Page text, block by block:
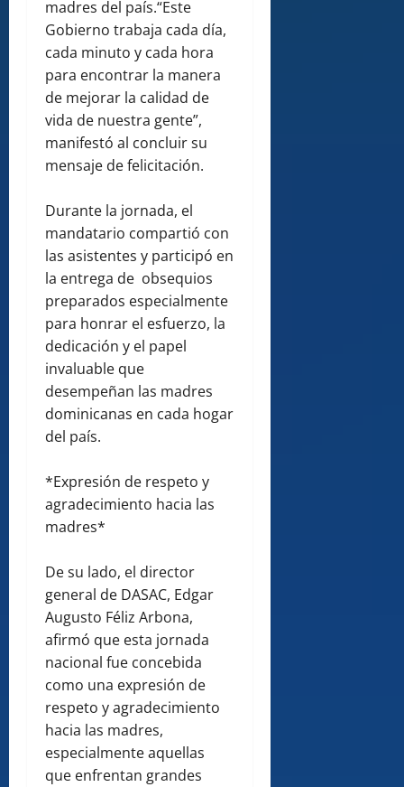
madres del país.“Este
Gobierno trabaja cada día,
cada minuto y cada hora
para encontrar la manera
de mejorar la calidad de
vida de nuestra gente”,
manifestó al concluir su
mensaje de felicitación.
Durante la jornada, el
mandatario compartió con
las asistentes y participó en
la entrega de obsequios
preparados especialmente
para honrar el esfuerzo, la
dedicación y el papel
invaluable que
desempeñan las madres
dominicanas en cada hogar
del país.
*Expresión de respeto y
agradecimiento hacia las
madres*
De su lado, el director
general de DASAC, Edgar
Augusto Féliz Arbona,
afirmó que esta jornada
nacional fue concebida
como una expresión de
respeto y agradecimiento
hacia las madres,
especialmente aquellas
que enfrentan grandes